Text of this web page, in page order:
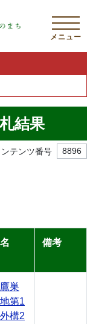
メニュー
結果
ンテンツ番号 8896
備考
巣
第1
構2